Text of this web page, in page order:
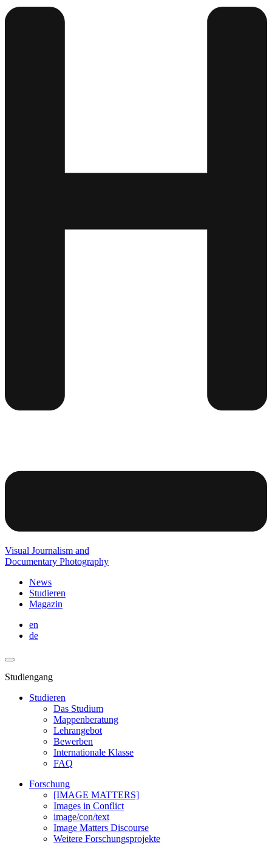
Visual Journalism and
Documentary Photography
News
Studieren
Magazin
en
de
Studiengang
Studieren
Das Studium
Mappenberatung
Lehrangebot
Bewerben
Internationale Klasse
FAQ
Forschung
[IMAGE MATTERS]
Images in Conflict
image/con/text
Image Matters Discourse
Weitere Forschungsprojekte